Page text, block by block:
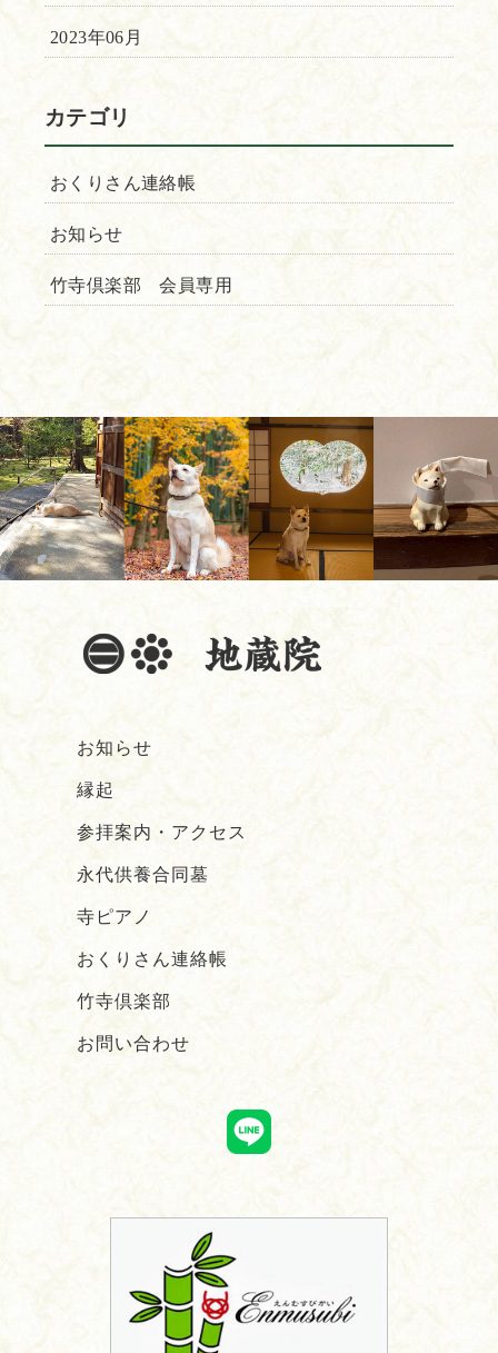
2023年06月
カテゴリ
おくりさん連絡帳
お知らせ
竹寺倶楽部 会員専用
お知らせ
縁起
参拝案内・アクセス
永代供養合同墓
寺ピアノ
おくりさん連絡帳
竹寺倶楽部
お問い合わせ